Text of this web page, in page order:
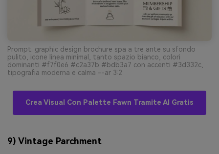
Prompt: graphic design brochure spa a tre ante su sfondo
pulito, icone linea minimal, tanto spazio bianco, colori
dominanti #f7f0e6 #c2a37b #bdb3a7 con accenti #3d332c,
tipografia moderna e calma --ar 3:2
Crea Visual Con Palette Fawn Tramite AI Gratis
9) Vintage Parchment